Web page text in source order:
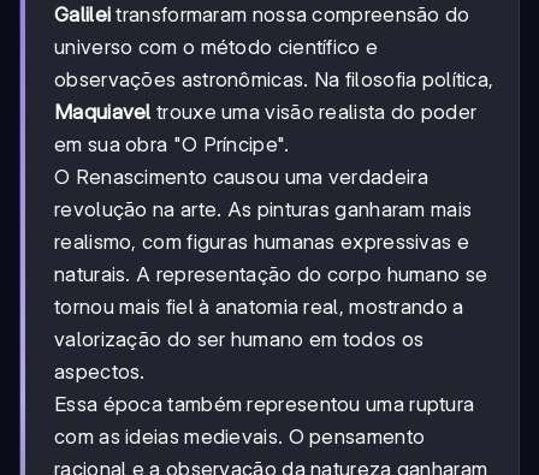
Galilei transformaram nossa compreensão do
universo com o método científico e
observações astronômicas. Na filosofia política,
Maquiavel trouxe uma visão realista do poder
em sua obra "O Príncipe".
O Renascimento causou uma verdadeira
revolução na arte. As pinturas ganharam mais
realismo, com figuras humanas expressivas e
naturais. A representação do corpo humano se
tornou mais fiel à anatomia real, mostrando a
valorização do ser humano em todos os
aspectos.
Essa época também representou uma ruptura
com as ideias medievais. O pensamento
racional e a observação da natureza ganharam